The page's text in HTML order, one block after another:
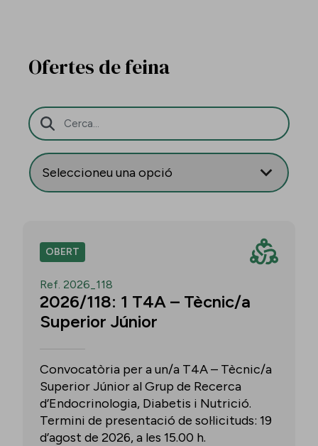
Ofertes de feina
Barra de cerca
OBERT
Ref. 2026_118
2026/118: 1 T4A – Tècnic/a
Superior Júnior
Convocatòria per a un/a T4A – Tècnic/a
Superior Júnior al Grup de Recerca
d’Endocrinologia, Diabetis i Nutrició.
Termini de presentació de sol·licituds: 19
d’agost de 2026, a les 15.00 h.